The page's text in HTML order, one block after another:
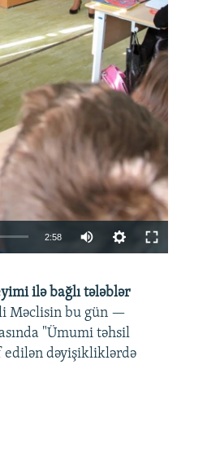
2:58
360p
480p
720p
ilə bağlı tələblər
Məclisin bu gün —
"Ümumi təhsil
edilən dəyişikliklərdə